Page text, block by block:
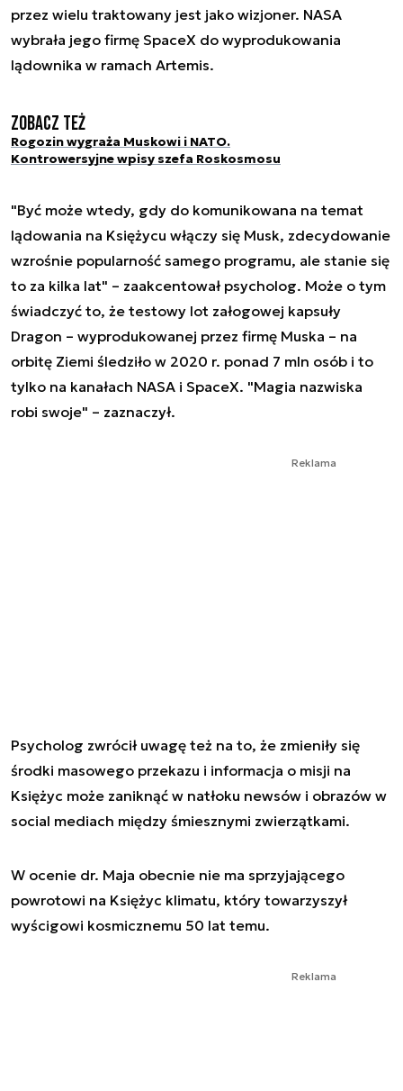
przez wielu traktowany jest jako wizjoner. NASA
wybrała jego firmę SpaceX do wyprodukowania
lądownika w ramach Artemis.
Zobacz też
Rogozin wygraża Muskowi i NATO.
Kontrowersyjne wpisy szefa Roskosmosu
"Być może wtedy, gdy do komunikowana na temat
lądowania na Księżycu włączy się Musk, zdecydowanie
wzrośnie popularność samego programu, ale stanie się
to za kilka lat" – zaakcentował psycholog. Może o tym
świadczyć to, że testowy lot załogowej kapsuły
Dragon – wyprodukowanej przez firmę Muska – na
orbitę Ziemi śledziło w 2020 r. ponad 7 mln osób i to
tylko na kanałach NASA i SpaceX. "Magia nazwiska
robi swoje" – zaznaczył.
Reklama
Psycholog zwrócił uwagę też na to, że zmieniły się
środki masowego przekazu i informacja o misji na
Księżyc może zaniknąć w natłoku newsów i obrazów w
social mediach między śmiesznymi zwierzątkami.
W ocenie dr. Maja obecnie nie ma sprzyjającego
powrotowi na Księżyc klimatu, który towarzyszył
wyścigowi kosmicznemu 50 lat temu.
Reklama